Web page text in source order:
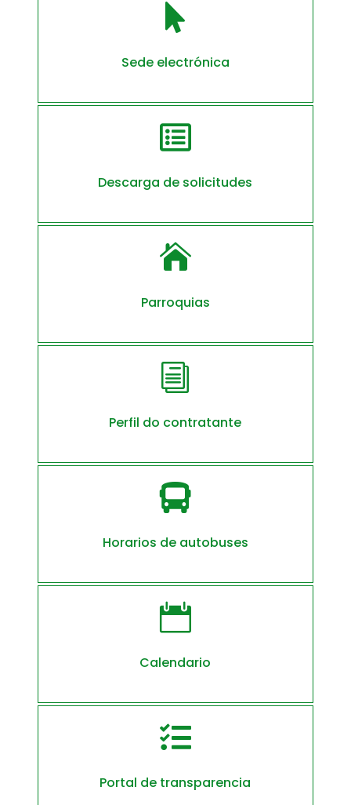

Sede electrónica

Descarga de solicitudes

Parroquias
i
Perfil do contratante

Horarios de autobuses

Calendario

Portal de transparencia